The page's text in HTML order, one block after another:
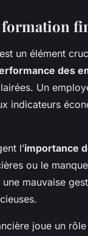
est un élément
des
Un
indicateurs
l’importance
ou le
mauvaise
joue un